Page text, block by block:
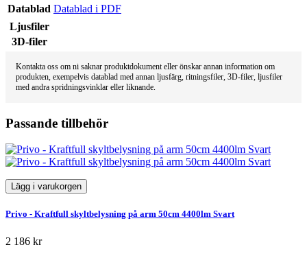
Datablad Datablad i PDF
Ljusfiler
3D-filer
Kontakta oss om ni saknar produktdokument eller önskar annan information om
produkten, exempelvis datablad med annan ljusfärg, ritningsfiler, 3D-filer, ljusfiler
med andra spridningsvinklar eller liknande.
Passande tillbehör
Lägg i varukorgen
Privo - Kraftfull skyltbelysning på arm 50cm 4400lm Svart
2 186 kr